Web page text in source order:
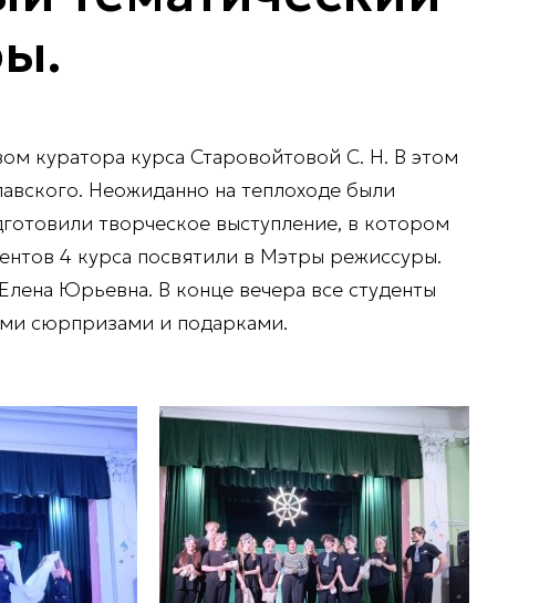
куратора курса Старовойтовой С. Н. В этом
Неожиданно на теплоходе были
творческое выступление, в котором
4 курса посвятили в Мэтры режиссуры.
Юрьевна. В конце вечера все студенты
сюрпризами и подарками.